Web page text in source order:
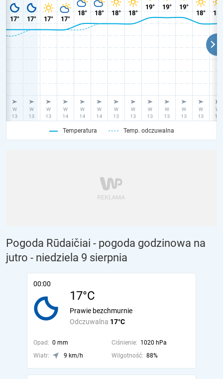
Temperatura Temp. odczuwalna
Pogoda Rūdaičiai - pogoda godzinowa na
jutro - niedziela 9 sierpnia
00:00
17°C
Odczuwalna 17°C
Prawie bezchmurnie
Opad: 0 mm Ciśnienie: 1020 hPa
Wiatr:
9 km/h Wilgotność: 88%